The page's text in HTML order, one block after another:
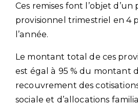
Ces remises font l’objet d’un
provisionnel trimestriel en 4
l’année.
Le montant total de ces
est égal à 95 % du montant
recouvrement des
sociale et d’allocations